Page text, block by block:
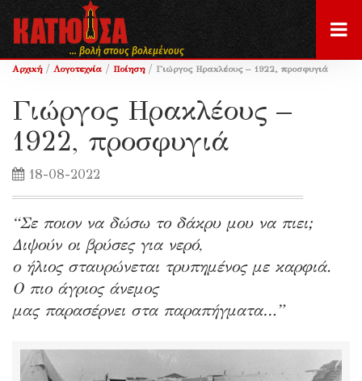
... βολή στους βολεμένους
Αρχική / Λογοτεχνία / Ποίηση / Γιώργος Ηρακλέους – 1922, προσφυγιά
Γιώργος Ηρακλέους –
1922, προσφυγιά
18-08-2022
“Σε ποιον να δώσω το δάκρυ μου να πιει;
Διψούν οι βρύσες για νερό,
ο ήλιος σταυρώνεται τρυπημένος με καρφιά.
Ο πιο άγριος άνεμος
μας παρασέρνει στα παραπήγματα…”